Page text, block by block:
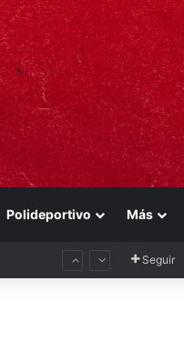
Polideportivo Más
Seguir